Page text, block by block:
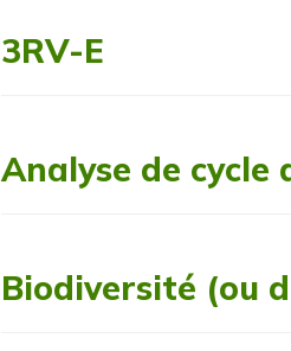
3RV-E
Analyse de cycle
Biodiversité (ou